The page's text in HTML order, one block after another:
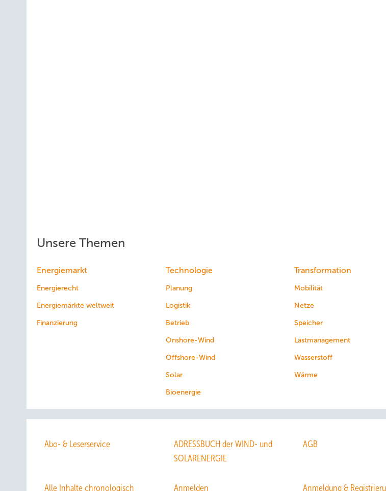
Unsere Themen
Energiemarkt
Energierecht
Energiemärkte weltweit
Finanzierung
Technologie
Planung
Logistik
Betrieb
Onshore-Wind
Offshore-Wind
Solar
Bioenergie
Transformation
Mobilität
Netze
Speicher
Lastmanagement
Wasserstoff
Wärme
Abo- & Leserservice
ADRESSBUCH der WIND- und
SOLARENERGIE
AGB
Alle Inhalte chronologisch Anmelden Anmeldung &